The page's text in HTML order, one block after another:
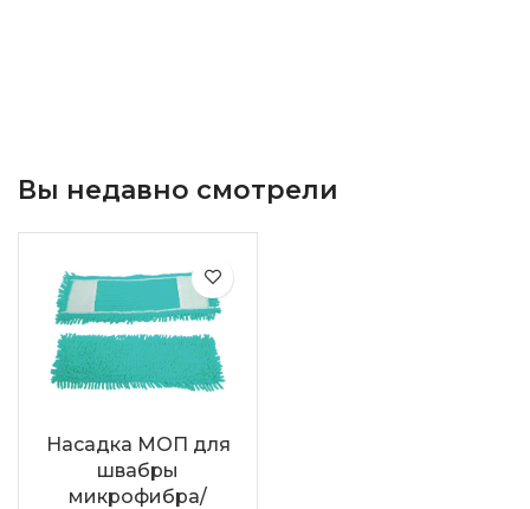
Вы недавно смотрели
Насадка МОП для
швабры
микрофибра/